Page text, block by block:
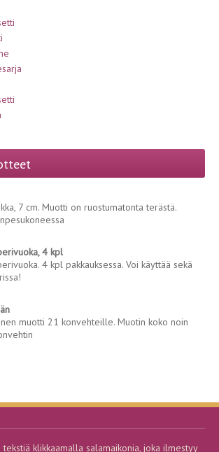
7 cm. Muotti on ruostumatonta terästä.
4 kpl
4 kpl pakkauksessa. Voi käyttää sekä
muotti 21 konvehteille. Muotin koko noin
tekstiä klikkaamalla salamaikonia, joka ilmestyy